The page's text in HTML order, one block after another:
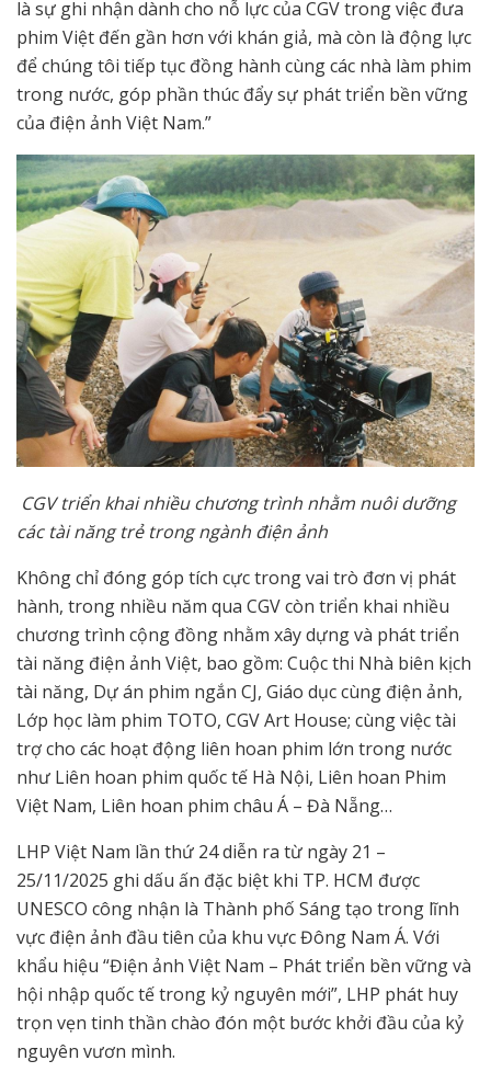
là sự ghi nhận dành cho nỗ lực của CGV trong việc đưa
phim Việt đến gần hơn với khán giả, mà còn là động lực
để chúng tôi tiếp tục đồng hành cùng các nhà làm phim
trong nước, góp phần thúc đẩy sự phát triển bền vững
của điện ảnh Việt Nam.”
CGV triển khai nhiều chương trình nhằm nuôi dưỡng
các tài năng trẻ trong ngành điện ảnh
Không chỉ đóng góp tích cực trong vai trò đơn vị phát
hành, trong nhiều năm qua CGV còn triển khai nhiều
chương trình cộng đồng nhằm xây dựng và phát triển
tài năng điện ảnh Việt, bao gồm: Cuộc thi Nhà biên kịch
tài năng, Dự án phim ngắn CJ, Giáo dục cùng điện ảnh,
Lớp học làm phim TOTO, CGV Art House; cùng việc tài
trợ cho các hoạt động liên hoan phim lớn trong nước
như Liên hoan phim quốc tế Hà Nội, Liên hoan Phim
Việt Nam, Liên hoan phim châu Á – Đà Nẵng…
LHP Việt Nam lần thứ 24 diễn ra từ ngày 21 –
25/11/2025 ghi dấu ấn đặc biệt khi TP. HCM được
UNESCO công nhận là Thành phố Sáng tạo trong lĩnh
vực điện ảnh đầu tiên của khu vực Đông Nam Á. Với
khẩu hiệu “Điện ảnh Việt Nam – Phát triển bền vững và
hội nhập quốc tế trong kỷ nguyên mới”, LHP phát huy
trọn vẹn tinh thần chào đón một bước khởi đầu của kỷ
nguyên vươn mình.